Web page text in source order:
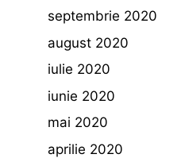
septembrie 2020
august 2020
iulie 2020
iunie 2020
mai 2020
aprilie 2020